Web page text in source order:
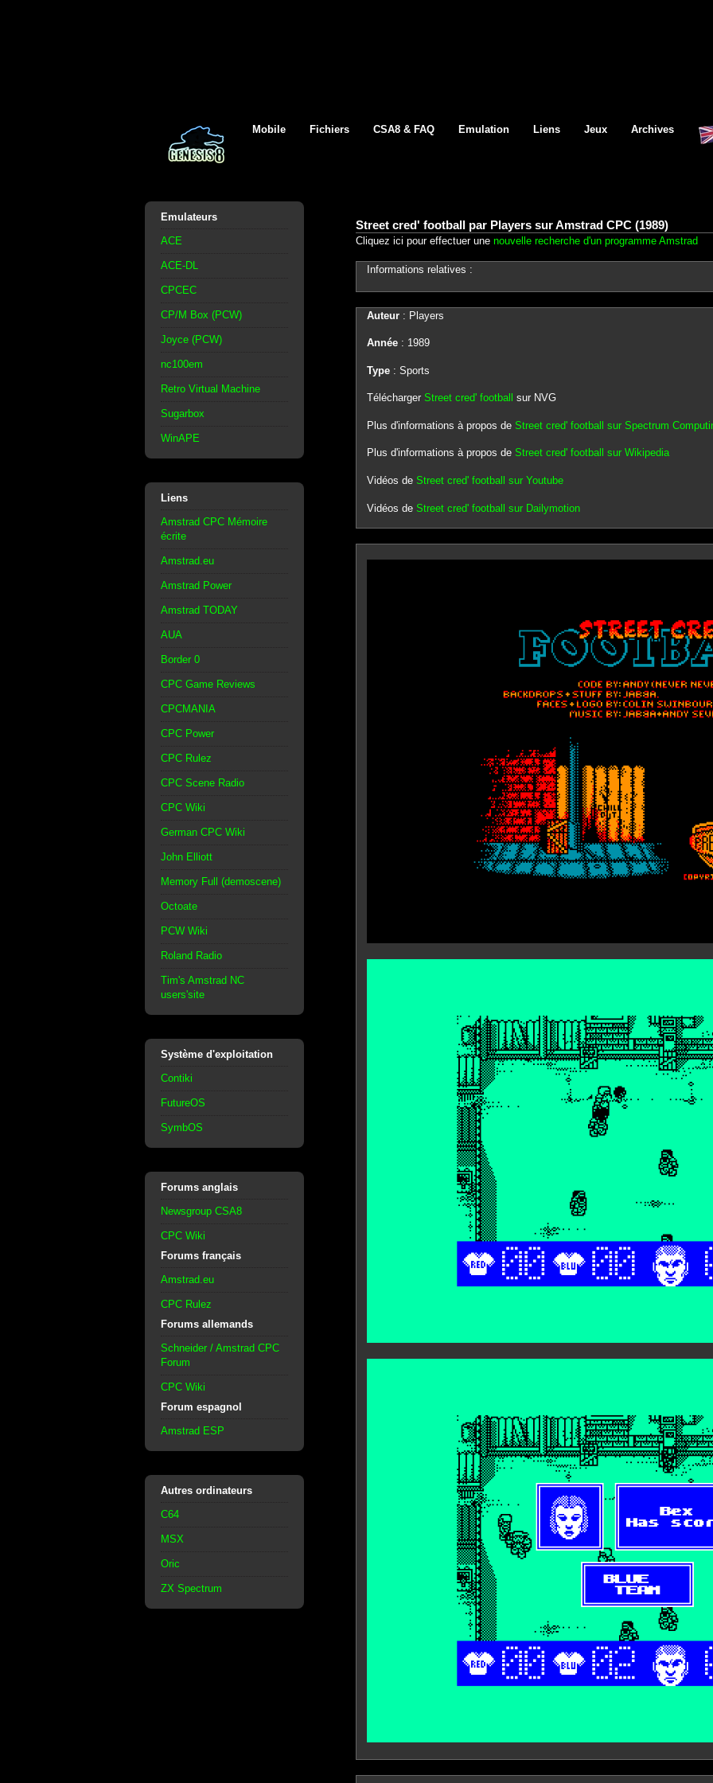
Mobile Fichiers CSA8 & FAQ Emulation Liens Jeux Archives
Emulateurs
ACE
ACE-DL
CPCEC
CP/M Box (PCW)
Joyce (PCW)
nc100em
Retro Virtual Machine
Sugarbox
WinAPE
Liens
Amstrad CPC Mémoire
écrite
Amstrad.eu
Amstrad Power
Amstrad TODAY
AUA
Border 0
CPC Game Reviews
CPCMANIA
CPC Power
CPC Rulez
CPC Scene Radio
CPC Wiki
German CPC Wiki
John Elliott
Memory Full (demoscene)
Octoate
PCW Wiki
Roland Radio
Tim's Amstrad NC
users'site
Système d'exploitation
Contiki
FutureOS
SymbOS
Forums anglais
Newsgroup CSA8
CPC Wiki
Forums français
Amstrad.eu
CPC Rulez
Forums allemands
Schneider / Amstrad CPC
Forum
CPC Wiki
Forum espagnol
Amstrad ESP
Autres ordinateurs
C64
MSX
Oric
ZX Spectrum
Street cred' football par Players sur Amstrad CPC (1989)
Cliquez ici pour effectuer une nouvelle recherche d'un programme Amstrad
Informations relatives :
Auteur: Players
Année: 1989
Type: Sports
Télécharger Street cred' football sur NVG
Plus d'informations à propos de Street cred' football sur Spectrum
Plus d'informations à propos de Street cred' football sur Wikipedia
Vidéos de Street cred' football sur Youtube
Vidéos de Street cred' football sur Dailymotion